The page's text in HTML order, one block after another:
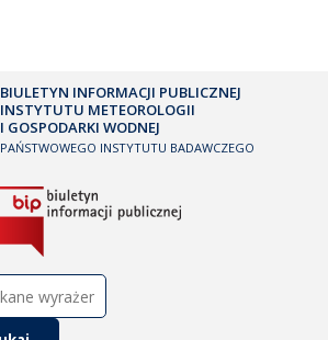
BIULETYN INFORMACJI PUBLICZNEJ
INSTYTUTU METEOROLOGII
I GOSPODARKI WODNEJ
PAŃSTWOWEGO INSTYTUTU BADAWCZEGO